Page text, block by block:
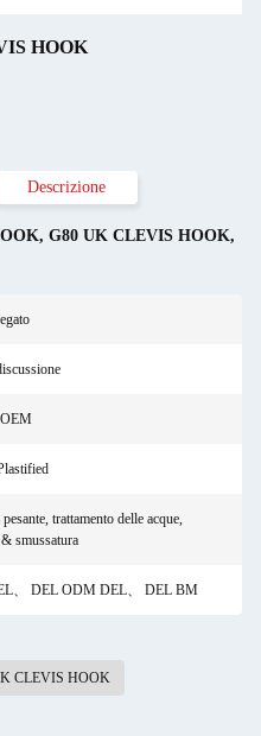
HOOK
Descrizione
, G80 UK CLEVIS HOOK,
trattamento delle acque,
smussatura
、 DEL ODM DEL、 DEL BM
CLEVIS HOOK